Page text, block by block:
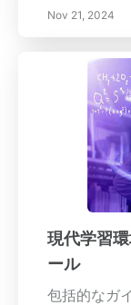
させる上で
包括的なガ
への投資、
要素に焦点
クの促進
うに革新や
教育コミュ
学びます。
継続的な学
を直接向上
果を向上さ
上させる
度を優先し
戦略を発見
Nov 21, 2024
現代学習
ール
包括的なガ